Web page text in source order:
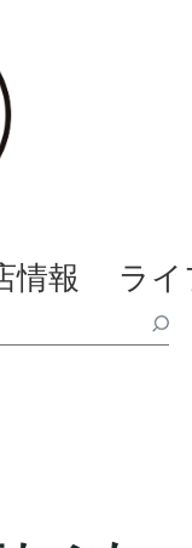
情報 ラ